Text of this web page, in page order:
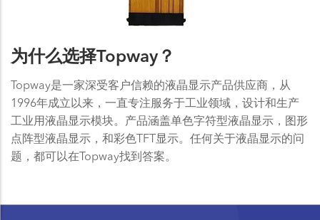
为什么选择Topway？
Topway是一家深受客户信赖的液晶显示产品供应商，从
1996年成立以来，一直专注服务于工业领域，设计和生产
工业用液晶显示模块。产品涵盖单色字符型液晶显示，图形
点阵型液晶显示，和彩色TFT显示。任何关于液晶显示的问
题，都可以在Topway找到答案。